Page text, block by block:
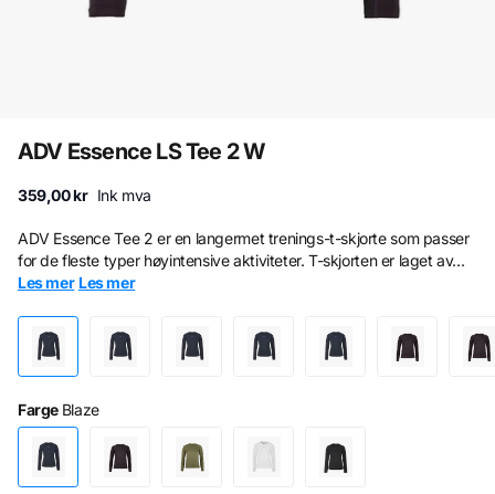
ADV Essence LS Tee 2 W
359,00 kr Ink mva
ADV Essence Tee 2 er en langermet trenings-t-skjorte som passer
for de fleste typer høyintensive aktiviteter. T-skjorten er laget av...
Les mer Les mer
Farge Blaze